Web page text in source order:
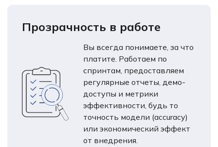
Прозрачность в работе
Вы всегда понимаете, за что
платите. Работаем по
спринтам, предоставляем
регулярные отчеты, демо-
доступы и метрики
эффективности, будь то
точность модели (accuracy)
или экономический эффект
от внедрения.